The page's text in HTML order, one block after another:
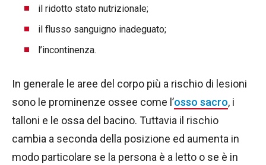
il ridotto stato nutrizionale;
il flusso sanguigno inadeguato;
l’incontinenza.
In generale le aree del corpo più a rischio di lesioni
sono le prominenze ossee come l’osso sacro, i
talloni e le ossa del bacino. Tuttavia il rischio
cambia a seconda della posizione ed aumenta in
modo particolare se la persona è a letto o se è in